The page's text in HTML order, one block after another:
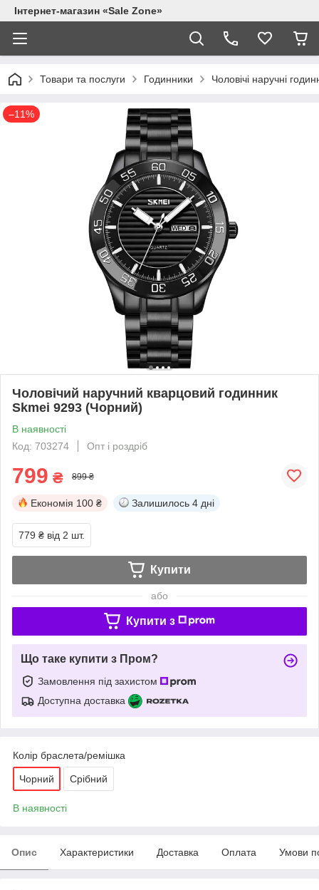
Інтернет-магазин «Sale Zone»
Товари та послуги Годинники Чоловічі наручні
–11%
Чоловічий наручний кварцовий годинник
Skmei 9293 (Чорний)
В наявності
Код: 703274
Опт і роздріб
799 ₴ 899 ₴
Економія 100 ₴ Залишилось 4 дні
779 ₴ від 2 шт.
Купити
або
Купити з
Що таке купити з Пром?
Замовлення під захистом
Доступна доставка
Колір браслета/ремішка
Чорний Срібний
В наявності
Опис Характеристики Доставка Оплата Умови